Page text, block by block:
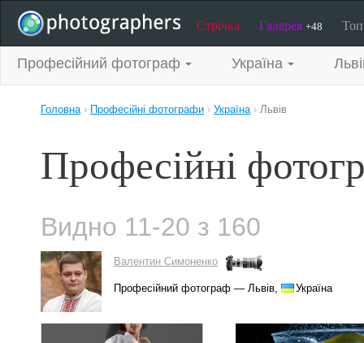
Стрічка Галерея +48
Професійний фотограф Україна
Головна› Професійні фотографи › Україна› Львів
Професійні
Видно 11-20 з 160
Валентин Симоненко
Професійний фотограф — Львів, Україна